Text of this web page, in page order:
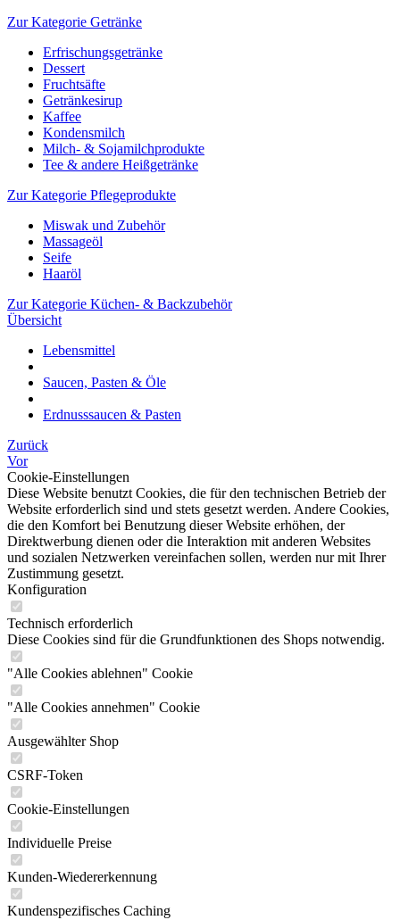
Zur Kategorie Getränke
Erfrischungsgetränke
Dessert
Fruchtsäfte
Getränkesirup
Kaffee
Kondensmilch
Milch- & Sojamilchprodukte
Tee & andere Heißgetränke
Zur Kategorie Pflegeprodukte
Miswak und Zubehör
Massageöl
Seife
Haaröl
Zur Kategorie Küchen- & Backzubehör
Übersicht
Lebensmittel
Saucen, Pasten & Öle
Erdnusssaucen & Pasten
Zurück
Vor
Cookie-Einstellungen
Diese Website benutzt Cookies, die für den technischen Betrieb der
Website erforderlich sind und stets gesetzt werden. Andere Cookies,
die den Komfort bei Benutzung dieser Website erhöhen, der
Direktwerbung dienen oder die Interaktion mit anderen Websites
und sozialen Netzwerken vereinfachen sollen, werden nur mit Ihrer
Zustimmung gesetzt.
Konfiguration
Technisch erforderlich
Diese Cookies sind für die Grundfunktionen des Shops notwendig.
"Alle Cookies ablehnen" Cookie
"Alle Cookies annehmen" Cookie
Ausgewählter Shop
CSRF-Token
Cookie-Einstellungen
Individuelle Preise
Kunden-Wiedererkennung
Kundenspezifisches Caching